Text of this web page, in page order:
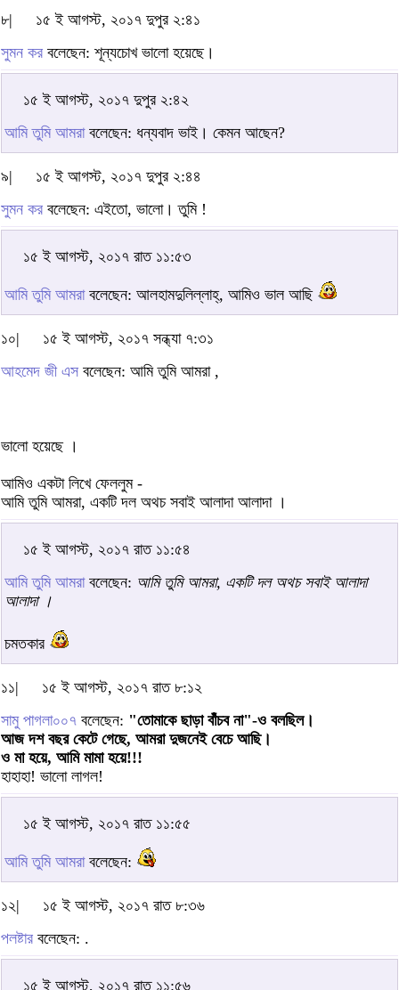
৮|
১৫ ই আগস্ট, ২০১৭ দুপুর ২:৪১
সুমন কর বলেছেন: শূন্যচোখ ভালো হয়েছে।
১৫ ই আগস্ট, ২০১৭ দুপুর ২:৪২
আমি তুমি আমরাবলেছেন: ধন্যবাদ ভাই। কেমন আছেন?
৯|
১৫ ই আগস্ট, ২০১৭ দুপুর ২:৪৪
সুমন কর বলেছেন: এইতো, ভালো। তুমি !
১৫ ই আগস্ট, ২০১৭ রাত ১১:৫৩
আমি তুমি আমরাবলেছেন: আলহামদুলিল্লাহ্‌, আমিও ভাল আছি
১০|
১৫ ই আগস্ট, ২০১৭ সন্ধ্যা ৭:৩১
আহমেদ জী এস বলেছেন: আমি তুমি আমরা ,
ভালো হয়েছে ।
আমিও একটা লিখে ফেললুম -
আমি তুমি আমরা, একটি দল অথচ সবাই আলাদা আলাদা ।
১৫ ই আগস্ট, ২০১৭ রাত ১১:৫৪
আমি তুমি আমরাবলেছেন: আমি তুমি আমরা, একটি দল অথচ সবাই আলাদা
আলাদা ।
চমতকার
১১|
১৫ ই আগস্ট, ২০১৭ রাত ৮:১২
সামু পাগলা০০৭ বলেছেন: "তোমাকে ছাড়া বাঁঁচব না"-ও বলছিল।
আজ দশ বছর কেটে গেছে, আমরা দুজনেই বেচে আছি।
ও মা হয়ে, আমি মামা হয়ে!!!
হাহাহা! ভালো লাগল!
১৫ ই আগস্ট, ২০১৭ রাত ১১:৫৫
আমি তুমি আমরাবলেছেন:
১২|
১৫ ই আগস্ট, ২০১৭ রাত ৮:৩৬
পলষ্টার বলেছেন: .
১৫ ই আগস্ট, ২০১৭ রাত ১১:৫৬